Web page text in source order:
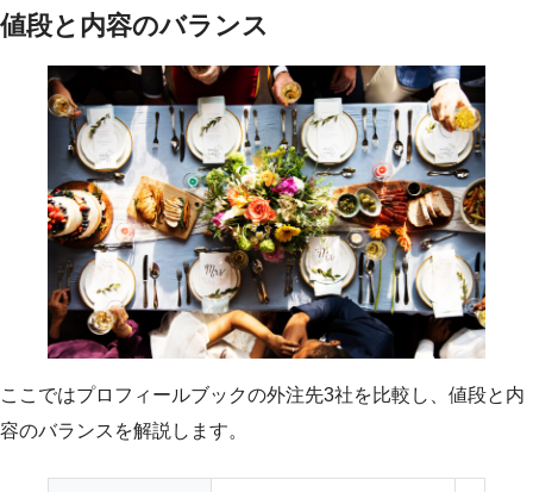
値段と内容のバランス
ここではプロフィールブックの外注先3社を比較し、値段と内
容のバランスを解説します。